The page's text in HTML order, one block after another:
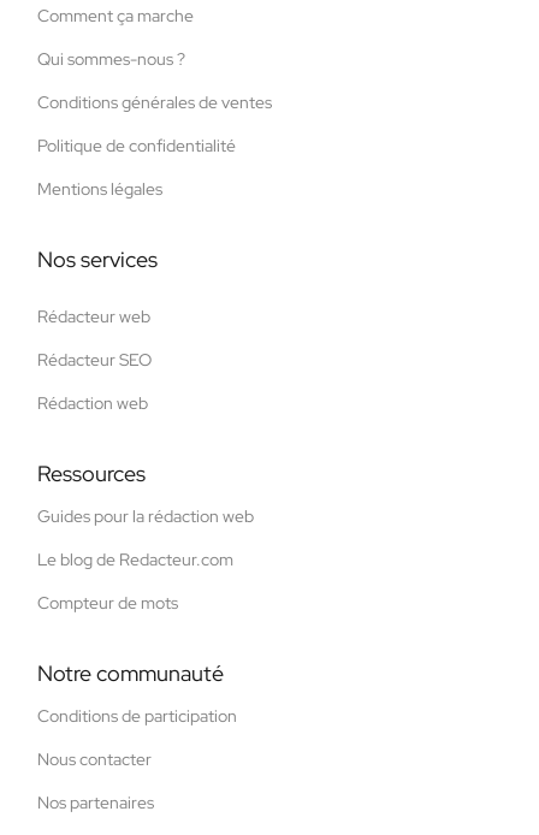
Comment ça marche
Qui sommes-nous ?
Conditions générales de ventes
Politique de confidentialité
Mentions légales
Nos services
Rédacteur web
Rédacteur SEO
Rédaction web
Ressources
Guides pour la rédaction web
Le blog de Redacteur.com
Compteur de mots
Notre communauté
Conditions de participation
Nous contacter
Nos partenaires